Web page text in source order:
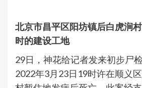
北京市昌平区阳坊镇后白虎涧
时的建设工地
29日，神花给记者发来初步尸
2022年3月23日19时许在顺义